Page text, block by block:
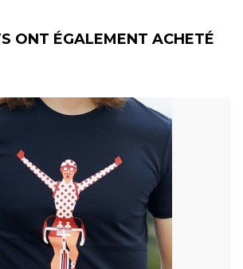
ONT ÉGALEMENT ACHETÉ